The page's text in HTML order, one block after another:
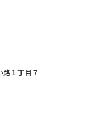
１丁目７